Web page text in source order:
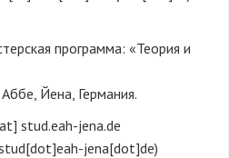
программа: «Теория и
Йена, Германия.
stud.eah-jena.de
jena[dot]de)